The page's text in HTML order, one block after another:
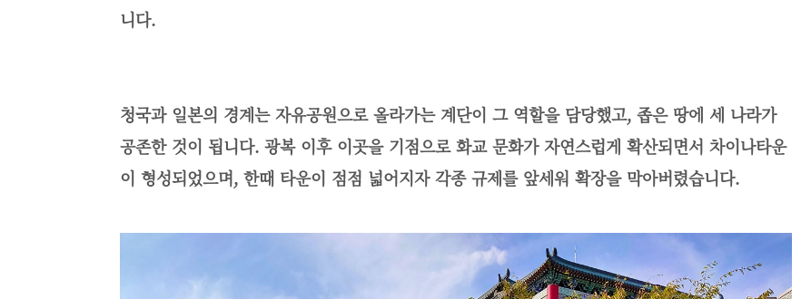
니다.
청국과 일본의 경계는 자유공원으로 올라가는 계단이 그 역할을 담당했고, 좁은 땅에 세 나라가
공존한 것이 됩니다. 광복 이후 이곳을 기점으로 화교 문화가 자연스럽게 확산되면서 차이나타운
이 형성되었으며, 한때 타운이 점점 넓어지자 각종 규제를 앞세워 확장을 막아버렸습니다.